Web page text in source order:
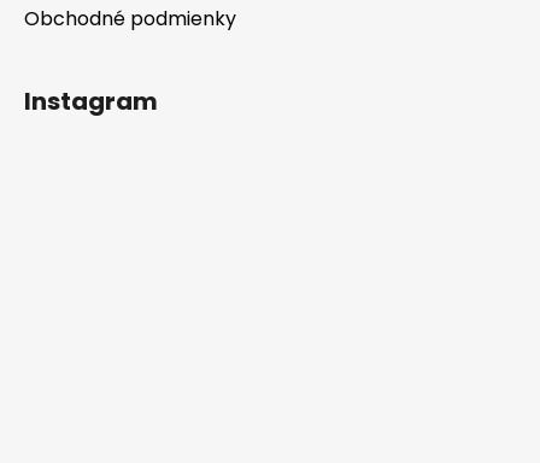
Obchodné podmienky
Instagram